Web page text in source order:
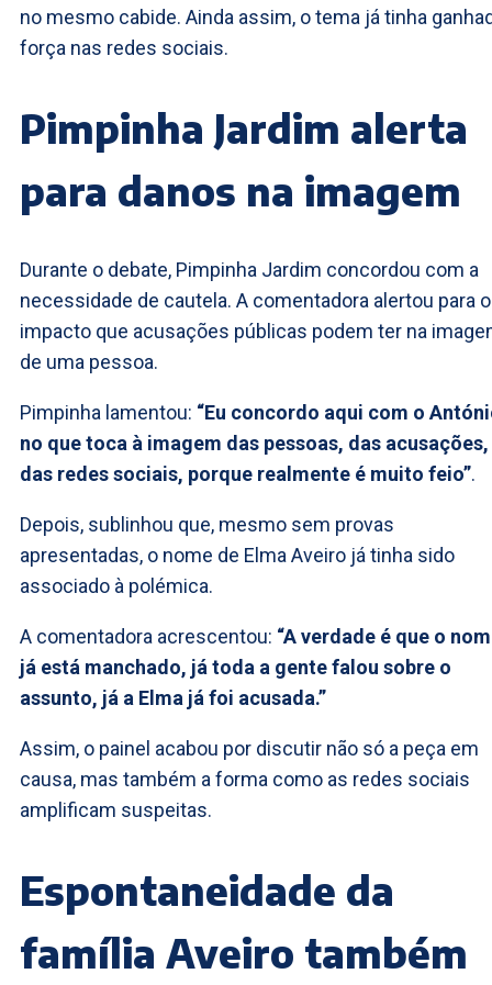
no mesmo cabide. Ainda assim, o tema já tinha
força nas redes sociais.
Pimpinha Jardim alerta
para danos na imagem
Durante o debate, Pimpinha Jardim concordou com a
necessidade de cautela. A comentadora alertou para o
impacto que acusações públicas podem ter na
de uma pessoa.
Pimpinha lamentou: “Eu concordo aqui com o
no que toca à imagem das pessoas, das acusações,
das redes sociais, porque realmente é muito feio”.
Depois, sublinhou que, mesmo sem provas
apresentadas, o nome de Elma Aveiro já tinha sido
associado à polémica.
A comentadora acrescentou: “A verdade é que o
já está manchado, já toda a gente falou sobre o
assunto, já a Elma já foi acusada.”
Assim, o painel acabou por discutir não só a peça em
causa, mas também a forma como as redes sociais
amplificam suspeitas.
Espontaneidade da
família Aveiro também